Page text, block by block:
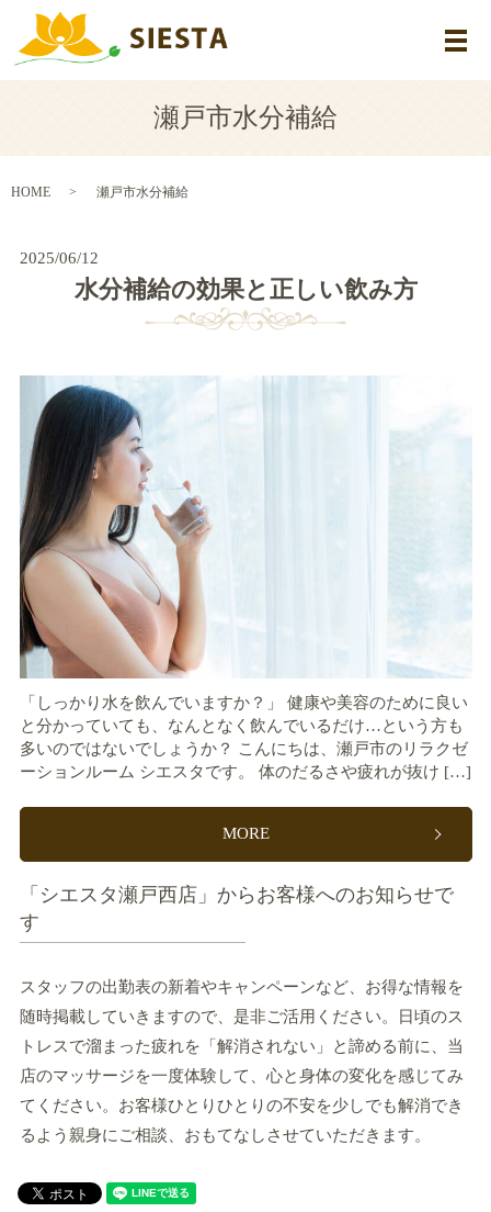
メ
瀬戸市水分補給
HOME 瀬戸市水分補給
2025/06/12
水分補給の効果と正しい飲み方
「しっかり水を飲んでいますか？」 健康や美容のために良い
と分かっていても、なんとなく飲んでいるだけ…という方も
多いのではないでしょうか？ こんにちは、瀬戸市のリラクゼ
ーションルーム シエスタです。 体のだるさや疲れが抜け […]
MORE
「シエスタ瀬戸西店」からお客様へのお知らせで
す
スタッフの出勤表の新着やキャンペーンなど、お得な情報を
随時掲載していきますので、是非ご活用ください。日頃のス
トレスで溜まった疲れを「解消されない」と諦める前に、当
店のマッサージを一度体験して、心と身体の変化を感じてみ
てください。お客様ひとりひとりの不安を少しでも解消でき
るよう親身にご相談、おもてなしさせていただきます。